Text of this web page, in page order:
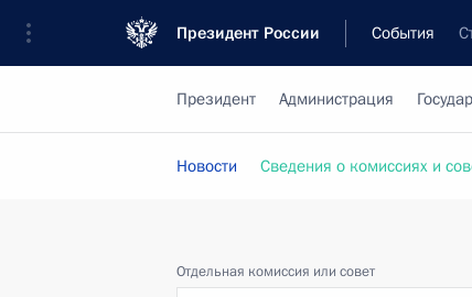
Президент России События
Президент Администрация
Новости Сведения о комиссиях и
Отдельная комиссия или совет